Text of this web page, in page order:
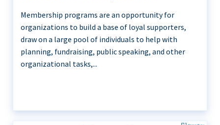
Membership programs are an opportunity for
organizations to build a base of loyal supporters,
draw on a large pool of individuals to help with
planning, fundraising, public speaking, and other
organizational tasks,...